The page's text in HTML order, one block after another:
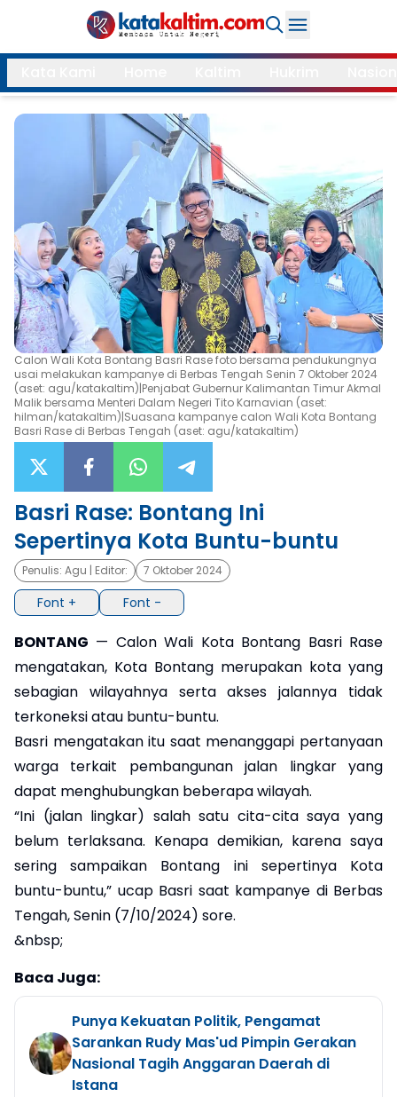
Daerah
Kukar
Samarinda
Bontang
Balikpapan
Kubar
Kutim
PPU
Mahulu
Paser
Berau
More
Internasional
Feature
Opini
Gaya
Hidup
×
Search
Calon Wali Kota Bontang Basri Rase foto bersama pendukungnya
usai melakukan kampanye di Berbas Tengah Senin 7 Oktober 2024
(aset: agu/katakaltim)|Penjabat Gubernur Kalimantan Timur Akmal
Malik bersama Menteri Dalam Negeri Tito Karnavian (aset:
hilman/katakaltim)|Suasana kampanye calon Wali Kota Bontang
Basri Rase di Berbas Tengah (aset: agu/katakaltim)
Basri Rase: Bontang Ini
Sepertinya Kota Buntu-buntu
Penulis: Agu | Editor: 7 Oktober 2024
Font + Font -
BONTANG — Calon Wali Kota Bontang Basri Rase
mengatakan, Kota Bontang merupakan kota yang
sebagian wilayahnya serta akses jalannya tidak
terkoneksi atau buntu-buntu.
Basri mengatakan itu saat menanggapi pertanyaan
warga terkait pembangunan jalan lingkar yang
dapat menghubungkan beberapa wilayah.
“Ini (jalan lingkar) salah satu cita-cita saya yang
belum terlaksana. Kenapa demikian, karena saya
sering sampaikan Bontang ini sepertinya Kota
buntu-buntu,” ucap Basri saat kampanye di Berbas
Tengah, Senin (7/10/2024) sore.
&nbsp;
Baca Juga:
Punya Kekuatan Politik, Pengamat
Sarankan Rudy Mas'ud Pimpin Gerakan
Nasional Tagih Anggaran Daerah di
Istana